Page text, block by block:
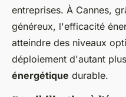
entreprises. À Cannes,
généreux, l'efficacité
atteindre des niveaux
déploiement d'autant
énergétique durable.